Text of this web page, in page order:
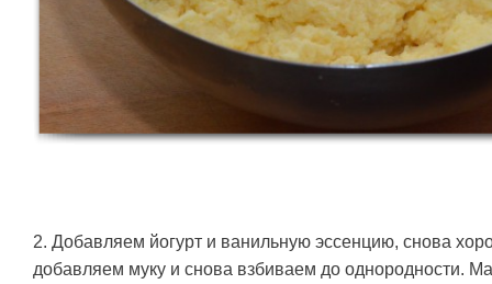
2. Добавляем йогурт и ванильную эссенцию, снова
добавляем муку и снова взбиваем до однородности.